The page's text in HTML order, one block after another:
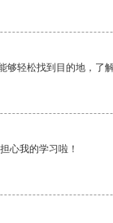
轻松找到目的地，了
心我的学习啦！